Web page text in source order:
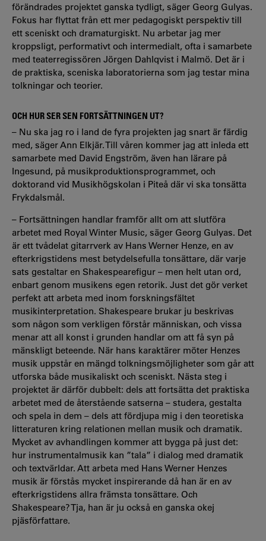
förändrades projektet ganska tydligt, säger Georg Gulyas.
Fokus har flyttat från ett mer pedagogiskt perspektiv till
ett sceniskt och dramaturgiskt. Nu arbetar jag mer
kroppsligt, performativt och intermedialt, ofta i samarbete
med teaterregissören Jörgen Dahlqvist i Malmö. Det är i
de praktiska, sceniska laboratorierna som jag testar mina
tolkningar och teorier.
OCH HUR SER SEN FORTSÄTTNINGEN UT?
– Nu ska jag ro i land de fyra projekten jag snart är färdig
med, säger Ann Elkjär. Till våren kommer jag att inleda ett
samarbete med David Engström, även han lärare på
Ingesund, på musikproduktionsprogrammet, och
doktorand vid Musikhögskolan i Piteå där vi ska tonsätta
Frykdalsmål.
– Fortsättningen handlar framför allt om att slutföra
arbetet med Royal Winter Music, säger Georg Gulyas. Det
är ett tvådelat gitarrverk av Hans Werner Henze, en av
efterkrigstidens mest betydelsefulla tonsättare, där varje
sats gestaltar en Shakespearefigur – men helt utan ord,
enbart genom musikens egen retorik. Just det gör verket
perfekt att arbeta med inom forskningsfältet
musikinterpretation. Shakespeare brukar ju beskrivas
som någon som verkligen förstår människan, och vissa
menar att all konst i grunden handlar om att få syn på
mänskligt beteende. När hans karaktärer möter Henzes
musik uppstår en mängd tolkningsmöjligheter som går att
utforska både musikaliskt och sceniskt. Nästa steg i
projektet är därför dubbelt: dels att fortsätta det praktiska
arbetet med de återstående satserna – studera, gestalta
och spela in dem – dels att fördjupa mig i den teoretiska
litteraturen kring relationen mellan musik och dramatik.
Mycket av avhandlingen kommer att bygga på just det:
hur instrumentalmusik kan ”tala” i dialog med dramatik
och textvärldar. Att arbeta med Hans Werner Henzes
musik är förstås mycket inspirerande då han är en av
efterkrigstidens allra främsta tonsättare. Och
Shakespeare? Tja, han är ju också en ganska okej
pjäsförfattare.